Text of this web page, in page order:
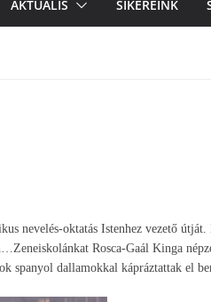
AKTUÁLIS SIKEREINK
nevelés-oktatás Istenhez vezető
Rosca-Gaál Kinga
spanyol dallamokkal kápráztattak el